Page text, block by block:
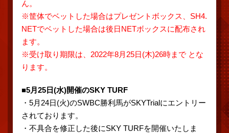
ん。
※筐体でベットした場合はプレゼントボックス、SH4.
NETでベットした場合は後日NETボックスに配布され
ます。
※受け取り期限は、2022年8月25日(木)26時まで とな
ります。
■5月25日(水)開催のSKY TURF
・5月24日(火)のSWBC勝利馬がSKYTrialにエントリー
されております。
・不具合を修正した後にSKY TURFを開催いたしま